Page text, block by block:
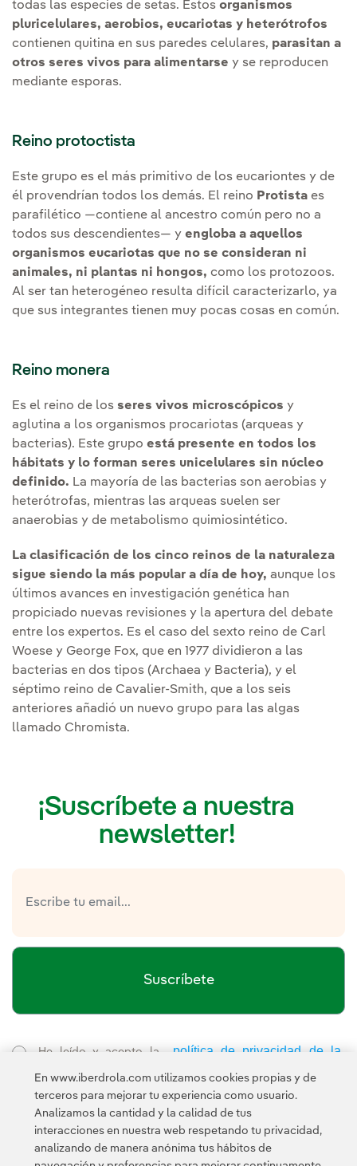
todas las especies de setas. Estos organismos
pluricelulares, aerobios, eucariotas y heterótrofos
contienen quitina en sus paredes celulares, parasitan a
otros seres vivos para alimentarse y se reproducen
mediante esporas.
Reino protoctista
Este grupo es el más primitivo de los eucariontes y de
él provendrían todos los demás. El reino Protista es
parafilético —contiene al ancestro común pero no a
todos sus descendientes— y engloba a aquellos
organismos eucariotas que no se consideran ni
animales, ni plantas ni hongos, como los protozoos.
Al ser tan heterogéneo resulta difícil caracterizarlo, ya
que sus integrantes tienen muy pocas cosas en común.
Reino monera
Es el reino de los seres vivos microscópicos y
aglutina a los organismos procariotas (arqueas y
bacterias). Este grupo está presente en todos los
hábitats y lo forman seres unicelulares sin núcleo
definido. La mayoría de las bacterias son aerobias y
heterótrofas, mientras las arqueas suelen ser
anaerobias y de metabolismo quimiosintético.
La clasificación de los cinco reinos de la naturaleza
sigue siendo la más popular a día de hoy, aunque los
últimos avances en investigación genética han
propiciado nuevas revisiones y la apertura del debate
entre los expertos. Es el caso del sexto reino de Carl
Woese y George Fox, que en 1977 dividieron a las
bacterias en dos tipos (Archaea y Bacteria), y el
séptimo reino de Cavalier-Smith, que a los seis
anteriores añadió un nuevo grupo para las algas
llamado Chromista.
¡Suscríbete a nuestra
newsletter!
Suscríbete
He leído y acepto la
política de privacidad de la
Newsletter
Enlace externo, se abre en ventana nueva.
Esta página está protegida por reCAPTCHA y se aplican la
Política de privacidad y los
En www.iberdrola.com utilizamos cookies propias y de
terceros para mejorar tu experiencia como usuario.
Analizamos la cantidad y la calidad de tus
interacciones en nuestra web respetando tu privacidad,
analizando de manera anónima tus hábitos de